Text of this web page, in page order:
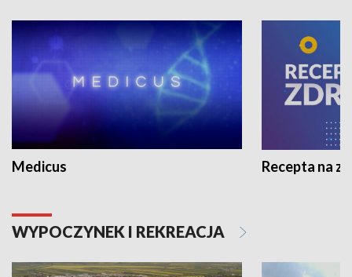
Medicus Recepta na
WYPOCZYNEK I REKREACJA